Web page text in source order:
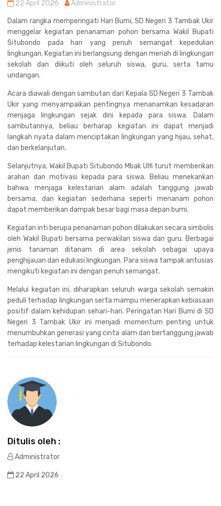
22 April 2026 Administrator
Dalam rangka memperingati Hari Bumi, SD Negeri 3 Tambak Ukir
menggelar kegiatan penanaman pohon bersama Wakil Bupati
Situbondo pada hari yang penuh semangat kepedulian
lingkungan. Kegiatan ini berlangsung dengan meriah di lingkungan
sekolah dan diikuti oleh seluruh siswa, guru, serta tamu
undangan.
Acara diawali dengan sambutan dari Kepala SD Negeri 3 Tambak
Ukir yang menyampaikan pentingnya menanamkan kesadaran
menjaga lingkungan sejak dini kepada para siswa. Dalam
sambutannya, beliau berharap kegiatan ini dapat menjadi
langkah nyata dalam menciptakan lingkungan yang hijau, sehat,
dan berkelanjutan.
Selanjutnya, Wakil Bupati Situbondo Mbak Ulfi turut memberikan
arahan dan motivasi kepada para siswa. Beliau menekankan
bahwa menjaga kelestarian alam adalah tanggung jawab
bersama, dan kegiatan sederhana seperti menanam pohon
dapat memberikan dampak besar bagi masa depan bumi.
Kegiatan inti berupa penanaman pohon dilakukan secara simbolis
oleh Wakil Bupati bersama perwakilan siswa dan guru. Berbagai
jenis tanaman ditanam di area sekolah sebagai upaya
penghijauan dan edukasi lingkungan. Para siswa tampak antusias
mengikuti kegiatan ini dengan penuh semangat.
Melalui kegiatan ini, diharapkan seluruh warga sekolah semakin
peduli terhadap lingkungan serta mampu menerapkan kebiasaan
positif dalam kehidupan sehari-hari. Peringatan Hari Bumi di SD
Negeri 3 Tambak Ukir ini menjadi momentum penting untuk
menumbuhkan generasi yang cinta alam dan bertanggung jawab
terhadap kelestarian lingkungan di Situbondo.
Ditulis oleh :
Administrator
22 April 2026